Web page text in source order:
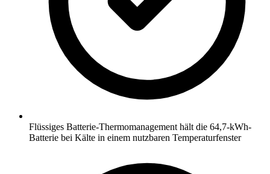
Flüssiges Batterie-Thermomanagement hält die 64,7-kWh-
Batterie bei Kälte in einem nutzbaren Temperaturfenster